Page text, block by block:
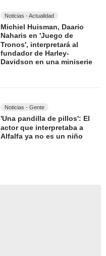
Noticias - Actualidad
Michiel Huisman, Daario
Naharis en 'Juego de
Tronos', interpretará al
fundador de Harley-
Davidson en una miniserie
Noticias - Gente
'Una pandilla de pillos': El
actor que interpretaba a
Alfalfa ya no es un niño